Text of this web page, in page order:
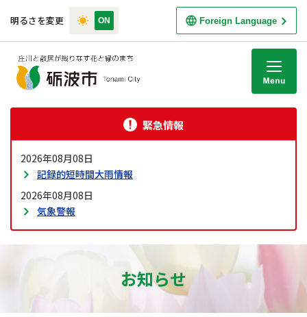
明るさを変更 Foreign Language
緊急情報
2026年08月08日
記録的短時間大雨情報
2026年08月08日
気象警報
お知らせ